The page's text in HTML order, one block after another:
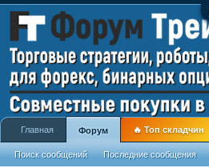
Главная Форум
Поиск сообщений Последние сообщения
🔥 Топ складчин